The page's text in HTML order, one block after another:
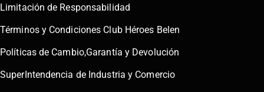
Limitación de Responsabilidad
Términos y Condiciones Club Héroes Belen
Políticas de Cambio,Garantía y Devolución
SuperIntendencia de Industria y Comercio